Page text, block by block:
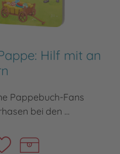
Hilf mit an
Pappebuch-Fans
bei den ...